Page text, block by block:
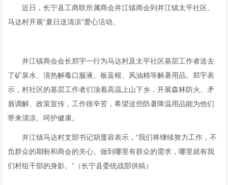
近日，长宁县工商联所属商会井江镇商会到井江镇太平社区、
马达村开展“夏日送清凉”爱心活动。
井江镇商会会长郑宇一行为马达村及太平社区基层工作者送去
了矿泉水、清热解毒口服液、板蓝根、风油精等解暑用品。郑宇表
示，村社区的基层工作者们顶着高温上山下乡，开展森林防火、矛
盾调解、政策宣传，工作很辛苦，希望这些防暑降温用品能为他们
带来清凉、呵护健康。
井江镇马达村支部书记胡显容表示，“我们将继续努力工作，不
负群众的期盼和商会的关心。做到哪里有群众的需求，哪里就有我
们村组干部的身影。”（长宁县委统战部供稿）